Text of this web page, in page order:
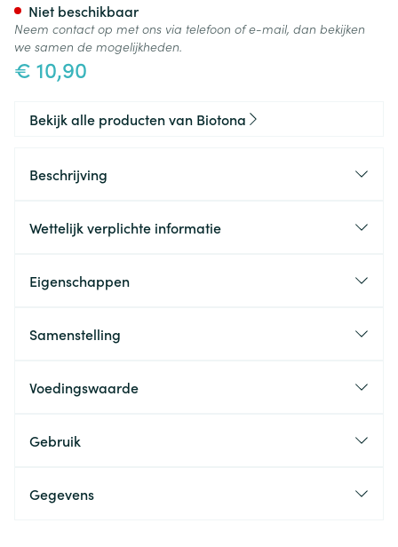
€ 10,90
Niet beschikbaar
Neem contact op met ons via telefoon of e-mail, dan bekijken
we samen de mogelijkheden.
Bekijk alle producten van Biotona
Beschrijving
Wettelijk verplichte informatie
Eigenschappen
Samenstelling
Voedingswaarde
Gebruik
Gegevens